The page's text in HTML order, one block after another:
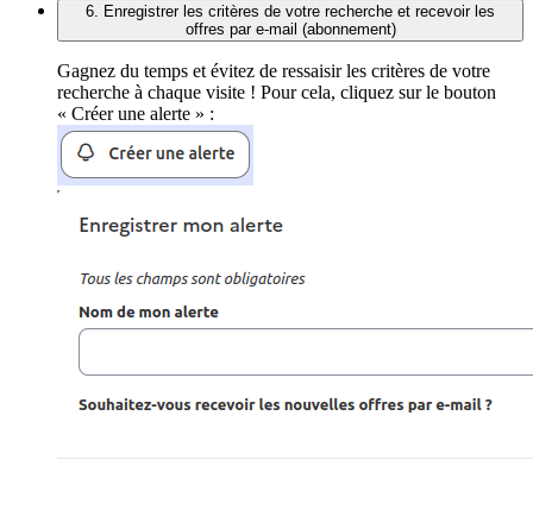
6. Enregistrer les critères de votre recherche et recevoir les
offres par e-mail (abonnement)
Gagnez du temps et évitez de ressaisir les critères de votre
recherche à chaque visite ! Pour cela, cliquez sur le bouton
« Créer une alerte » :